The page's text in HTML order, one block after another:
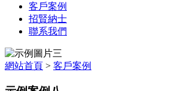
客戶案例
招賢納士
聯系我們
網站首頁 > 客戶案例